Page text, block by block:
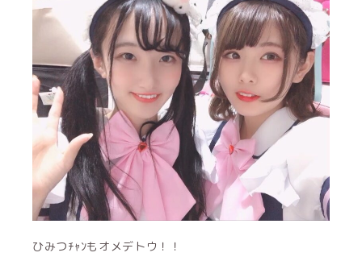
ひみつﾁｬﾝもオメデトウ！！